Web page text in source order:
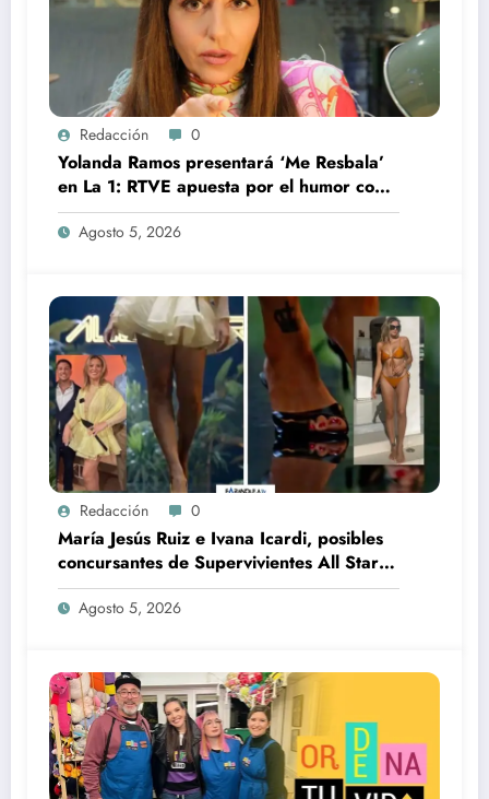
Redacción 0
Yolanda Ramos presentará ‘Me Resbala’
en La 1: RTVE apuesta por el humor con
una de sus grandes estrellas
Agosto 5, 2026
Redacción 0
María Jesús Ruiz e Ivana Icardi, posibles
concursantes de Supervivientes All Stars
3
Agosto 5, 2026